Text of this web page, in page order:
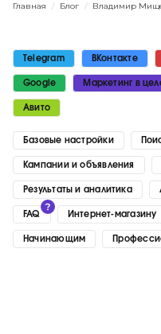
Главная / Блог / Владимир
Telegram ВКонтакте
Google Маркетинг в
Авито
Базовые настройки
Кампании и объявления
Результаты и аналитика
FAQ Интернет-магазину
Начинающим